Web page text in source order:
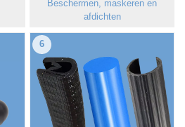
Beschermen, maskeren en
afdichten
6